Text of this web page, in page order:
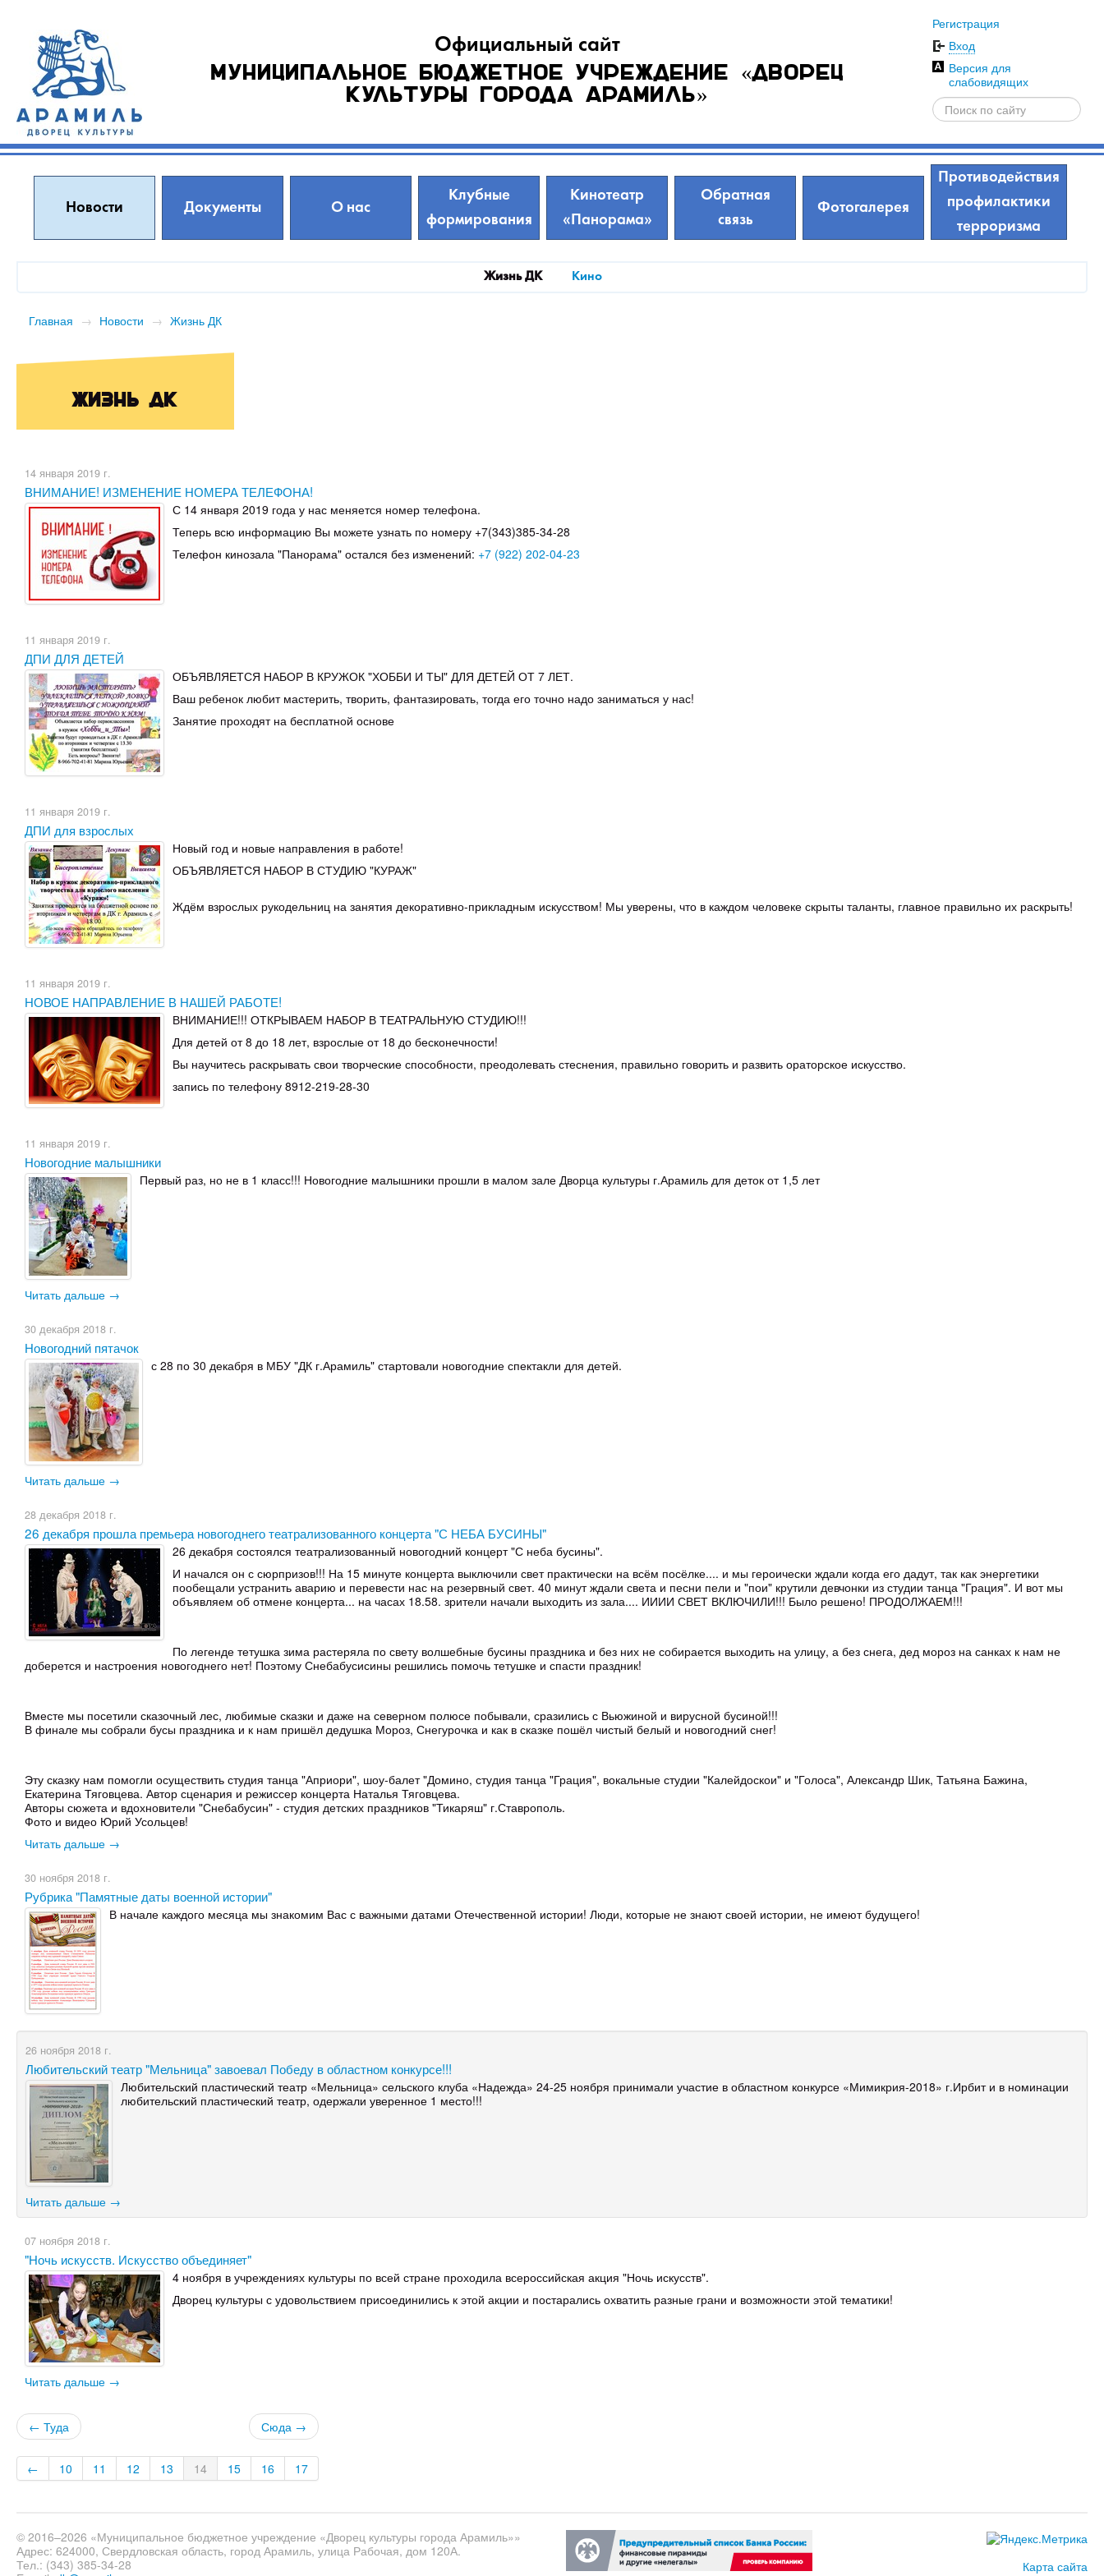
Официальный сайт
Муниципальное бюджетное учреждение «Дворец
культуры города Арамиль»
Регистрация
Вход
Версия для
слабовидящих
Новости Документы О нас
Клубные
формирования
Кинотеатр
«Панорама»
Обратная
связь
Фотогалерея
Противодействия
профилактики
терроризма
Жизнь ДК Кино
Главная → Новости → Жизнь ДК
Жизнь ДК
14 января 2019 г.
ВНИМАНИЕ! ИЗМЕНЕНИЕ НОМЕРА ТЕЛЕФОНА!
С 14 января 2019 года у нас меняется номер телефона.
Теперь всю информацию Вы можете узнать по номеру +7(343)385-34-28
Телефон кинозала "Панорама" остался без изменений: +7 (922) 202-04-23
11 января 2019 г.
ДПИ ДЛЯ ДЕТЕЙ
ОБЪЯВЛЯЕТСЯ НАБОР В КРУЖОК "ХОББИ И ТЫ" ДЛЯ ДЕТЕЙ ОТ 7 ЛЕТ.
Ваш ребенок любит мастерить, творить, фантазировать, тогда его точно надо заниматься у нас!
Занятие проходят на бесплатной основе
11 января 2019 г.
ДПИ для взрослых
Новый год и новые направления в работе!
ОБЪЯВЛЯЕТСЯ НАБОР В СТУДИЮ "КУРАЖ"
Ждём взрослых рукодельниц на занятия декоративно-прикладным искусством! Мы уверены, что в каждом человеке скрыты таланты, главное правильно их раскрыть!
11 января 2019 г.
НОВОЕ НАПРАВЛЕНИЕ В НАШЕЙ РАБОТЕ!
ВНИМАНИЕ!!! ОТКРЫВАЕМ НАБОР В ТЕАТРАЛЬНУЮ СТУДИЮ!!!
Для детей от 8 до 18 лет, взрослые от 18 до бесконечности!
Вы научитесь раскрывать свои творческие способности, преодолевать стеснения, правильно говорить и развить ораторское искусство.
запись по телефону 8912-219-28-30
11 января 2019 г.
Новогодние малышники
Первый раз, но не в 1 класс!!! Новогодние малышники прошли в малом зале Дворца культуры г.Арамиль для деток от 1,5 лет
Читать дальше →
30 декабря 2018 г.
Новогодний пятачок
с 28 по 30 декабря в МБУ "ДК г.Арамиль" стартовали новогодние спектакли для детей.
Читать дальше →
28 декабря 2018 г.
26 декабря прошла премьера новогоднего театрализованного концерта "С НЕБА БУСИНЫ"
26 декабря состоялся театрализованный новогодний концерт "С неба бусины".
И начался он с сюрпризов!!! На 15 минуте концерта выключили свет практически на всём посёлке.... и мы героически ждали когда его дадут, так как энергетики
пообещали устранить аварию и перевести нас на резервный свет. 40 минут ждали света и песни пели и "пои" крутили девчонки из студии танца "Грация". И вот мы
объявляем об отмене концерта... на часах 18.58. зрители начали выходить из зала.... ИИИИ СВЕТ ВКЛЮЧИЛИ!!! Было решено! ПРОДОЛЖАЕМ!!!
По легенде тетушка зима растеряла по свету волшебные бусины праздника и без них не собирается выходить на улицу, а без снега, дед мороз на санках к нам не
доберется и настроения новогоднего нет! Поэтому Снебабусисины решились помочь тетушке и спасти праздник!
Вместе мы посетили сказочный лес, любимые сказки и даже на северном полюсе побывали, сразились с Вьюжиной и вирусной бусиной!!!
В финале мы собрали бусы праздника и к нам пришёл дедушка Мороз, Снегурочка и как в сказке пошёл чистый белый и новогодний снег!
Эту сказку нам помогли осуществить студия танца "Априори", шоу-балет "Домино, студия танца "Грация", вокальные студии "Калейдоскои" и "Голоса", Александр Шик, Татьяна Бажина,
Екатерина Тяговцева. Автор сценария и режиссер концерта Наталья Тяговцева.
Авторы сюжета и вдохновители "Снебабусин" - студия детских праздников "Тикаряш" г.Ставрополь.
Фото и видео Юрий Усольцев!
Читать дальше →
30 ноября 2018 г.
Рубрика "Памятные даты военной истории"
В начале каждого месяца мы знакомим Вас с важными датами Отечественной истории! Люди, которые не знают своей истории, не имеют будущего!
26 ноября 2018 г.
Любительский театр "Мельница" завоевал Победу в областном конкурсе!!!
Любительский пластический театр «Мельница» сельского клуба «Надежда» 24-25 ноября принимали участие в областном конкурсе «Мимикрия-2018» г.Ирбит и в номинации
любительский пластический театр, одержали уверенное 1 место!!!
Читать дальше →
07 ноября 2018 г.
"Ночь искусств. Искусство объединяет"
4 ноября в учреждениях культуры по всей стране проходила всероссийская акция "Ночь искусств".
Дворец культуры с удовольствием присоединились к этой акции и постарались охватить разные грани и возможности этой тематики!
Читать дальше →
← Туда Сюда →
← 10 11 12 13 14 15 16 17
© 2016–2026 «Муниципальное бюджетное учреждение «Дворец культуры города Арамиль»»
Адрес: 624000, Свердловская область, город Арамиль, улица Рабочая, дом 120А.
Тел.: (343) 385-34-28
Карта сайта